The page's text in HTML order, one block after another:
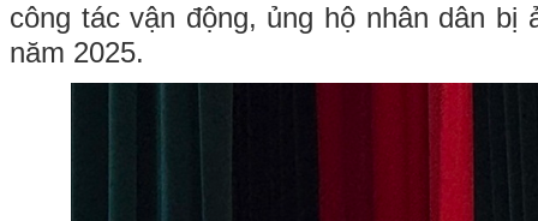
công tác vận động, ủng hộ nhân dân bị
năm 2025.